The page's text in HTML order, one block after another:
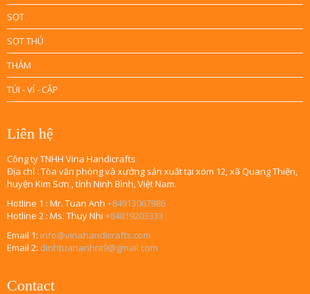
SỌT
SỌT THÚ
THẢM
TÚI - VÍ - CẶP
Liên hệ
Công ty TNHH Vina Handicrafts
Địa chỉ : Tòa văn phòng và xưởng sản xuất tại xóm 12, xã Quang Thiện,
huyện Kim Sơn , tỉnh Ninh Bình, Việt Nam.
Hotline 1 : Mr. Tuan Anh +84913067986
Hotline 2 : Ms. Thuy Nhi +84819203333
Email 1: info@vinahandicrafts.com
Email 2: dinhtuananhnt9@gmail.com
Contact